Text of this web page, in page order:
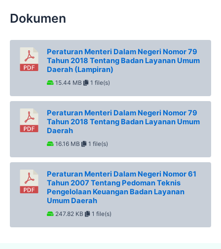
Dokumen
Peraturan Menteri Dalam Negeri Nomor 79
Tahun 2018 Tentang Badan Layanan Umum
Daerah (Lampiran)
15.44 MB 1 file(s)
Peraturan Menteri Dalam Negeri Nomor 79
Tahun 2018 Tentang Badan Layanan Umum
Daerah
16.16 MB 1 file(s)
Peraturan Menteri Dalam Negeri Nomor 61
Tahun 2007 Tentang Pedoman Teknis
Pengelolaan Keuangan Badan Layanan
Umum Daerah
247.82 KB 1 file(s)